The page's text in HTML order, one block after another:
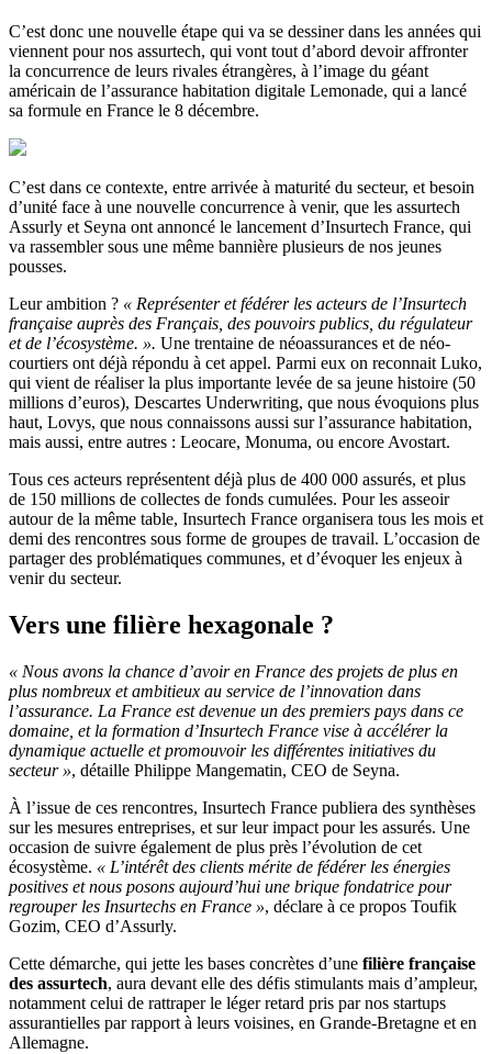
C’est donc une nouvelle étape qui va se dessiner dans les années qui
viennent pour nos assurtech, qui vont tout d’abord devoir affronter
la concurrence de leurs rivales étrangères, à l’image du géant
américain de l’assurance habitation digitale Lemonade, qui a lancé
sa formule en France le 8 décembre.
C’est dans ce contexte, entre arrivée à maturité du secteur, et besoin
d’unité face à une nouvelle concurrence à venir, que les assurtech
Assurly et Seyna ont annoncé le lancement d’Insurtech France, qui
va rassembler sous une même bannière plusieurs de nos jeunes
pousses.
Leur ambition ? « Représenter et fédérer les acteurs de l’Insurtech
française auprès des Français, des pouvoirs publics, du régulateur
et de l’écosystème. ». Une trentaine de néoassurances et de néo-
courtiers ont déjà répondu à cet appel. Parmi eux on reconnait Luko,
qui vient de réaliser la plus importante levée de sa jeune histoire (50
millions d’euros), Descartes Underwriting, que nous évoquions plus
haut, Lovys, que nous connaissons aussi sur l’assurance habitation,
mais aussi, entre autres : Leocare, Monuma, ou encore Avostart.
Tous ces acteurs représentent déjà plus de 400 000 assurés, et plus
de 150 millions de collectes de fonds cumulées. Pour les asseoir
autour de la même table, Insurtech France organisera tous les mois et
demi des rencontres sous forme de groupes de travail. L’occasion de
partager des problématiques communes, et d’évoquer les enjeux à
venir du secteur.
Vers une filière hexagonale ?
« Nous avons la chance d’avoir en France des projets de plus en
plus nombreux et ambitieux au service de l’innovation dans
l’assurance. La France est devenue un des premiers pays dans ce
domaine, et la formation d’Insurtech France vise à accélérer la
dynamique actuelle et promouvoir les différentes initiatives du
secteur », détaille Philippe Mangematin, CEO de Seyna.
À l’issue de ces rencontres, Insurtech France publiera des synthèses
sur les mesures entreprises, et sur leur impact pour les assurés. Une
occasion de suivre également de plus près l’évolution de cet
écosystème. « L’intérêt des clients mérite de fédérer les énergies
positives et nous posons aujourd’hui une brique fondatrice pour
regrouper les Insurtechs en France », déclare à ce propos Toufik
Gozim, CEO d’Assurly.
Cette démarche, qui jette les bases concrètes d’une filière française
des assurtech, aura devant elle des défis stimulants mais d’ampleur,
notamment celui de rattraper le léger retard pris par nos startups
assurantielles par rapport à leurs voisines, en Grande-Bretagne et en
Allemagne.